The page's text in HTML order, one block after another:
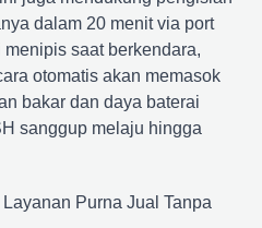
dalam 20 menit via port
saat berkendara,
otomatis akan memasok
bakar dan daya baterai
sanggup melaju hingga
Purna Jual Tanpa